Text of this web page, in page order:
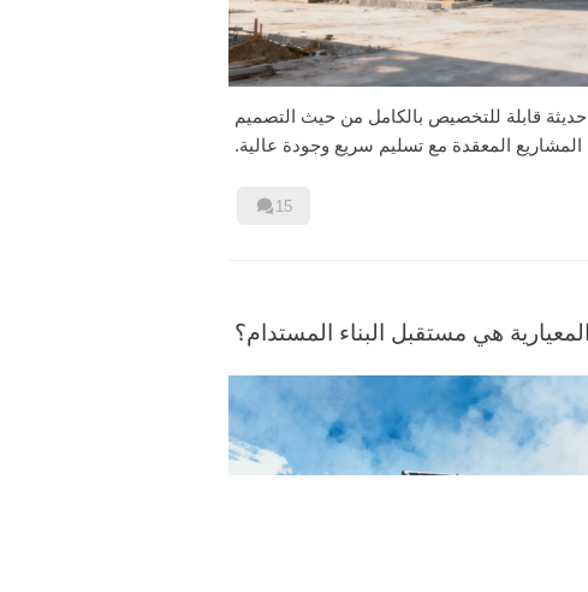
قابلة للتخصيص بالكامل من حيث التصميم
المعقدة مع تسليم سريع وجودة عالية.
 15
هي مستقبل البناء المستدام؟